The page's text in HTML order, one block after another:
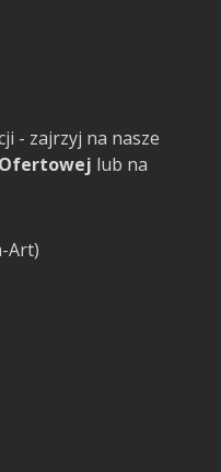
- zajrzyj na nasze
lub na
Art)